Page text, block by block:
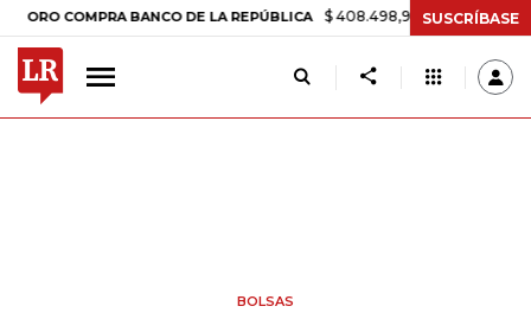
COMPRA BANCO DE LA REPÚBLICA $ 408.498,97 +$ 8.753,81 +2,19%
SUSCRÍBASE
BOLSAS